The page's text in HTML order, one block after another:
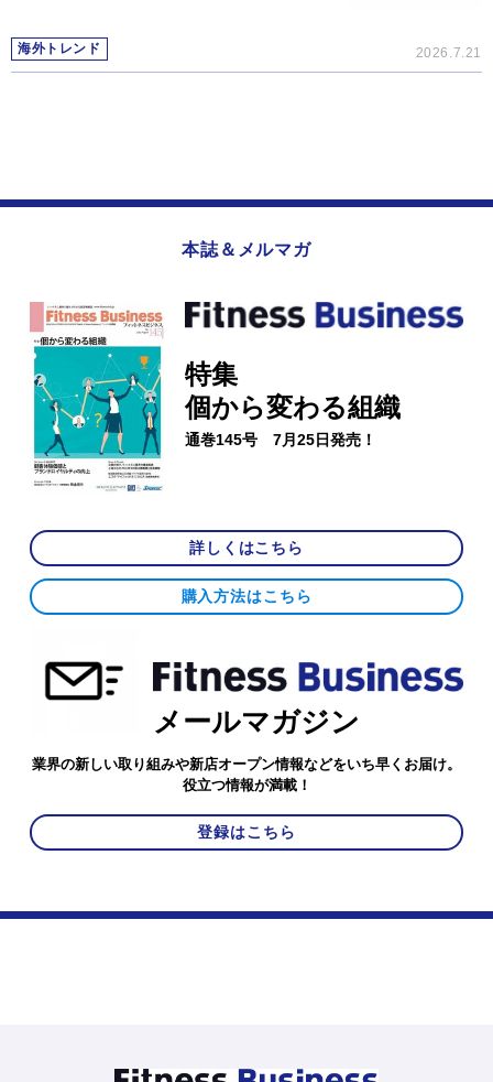
海外トレンド 2026.7.21
本誌＆メルマガ
特集
個から変わる組織
通巻145号 7月25日発売！
詳しくはこちら
購入方法はこちら
メールマガジン
業界の新しい取り組みや新店オープン情報などをいち早くお届け。
役立つ情報が満載！
登録はこちら